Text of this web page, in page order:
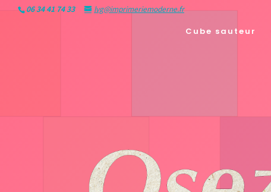
06 34 41 74 33 lvg@imprimeriemoderne.fr
Cube sauteur